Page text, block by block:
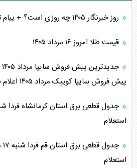
روز خبرنگار ۱۴۰۵ چه روزی است؟ + پیام تبریک روز خبرنگار ۱۴۰۵
قیمت طلا امروز ۱۶ مرداد ۱۴۰۵
پیش فروش سایپا کوییک مرداد ۱۴۰۵ اعلام شد
استعلام
استعلام